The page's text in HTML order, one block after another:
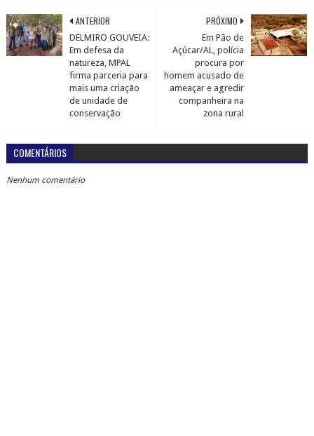
PRÓXIMO
Em Pão de
Açúcar/AL, polícia
procura por
homem acusado de
ameaçar e agredir
companheira na
zona rural
ANTERIOR
DELMIRO GOUVEIA:
Em defesa da
natureza, MPAL
firma parceria para
mais uma criação
de unidade de
conservação
COMENTÁRIOS
Nenhum comentário